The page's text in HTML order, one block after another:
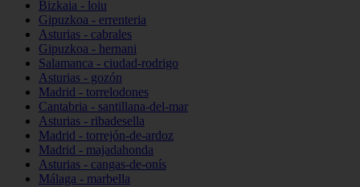
Bizkaia - loiu
Gipuzkoa - errenteria
Asturias - cabrales
Gipuzkoa - hernani
Salamanca - ciudad-rodrigo
Asturias - gozón
Madrid - torrelodones
Cantabria - santillana-del-mar
Asturias - ribadesella
Madrid - torrejón-de-ardoz
Madrid - majadahonda
Asturias - cangas-de-onís
Málaga - marbella